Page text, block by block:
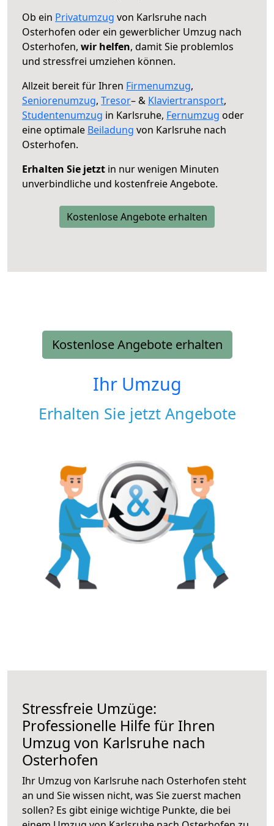
Ob ein Privatumzug von Karlsruhe nach
Osterhofen oder ein gewerblicher Umzug nach
Osterhofen, wir helfen, damit Sie problemlos
und stressfrei umziehen können.
Allzeit bereit für Ihren Firmenumzug,
Seniorenumzug, Tresor– & Klaviertransport,
Studentenumzug in Karlsruhe, Fernumzug oder
eine optimale Beiladung von Karlsruhe nach
Osterhofen.
Erhalten Sie jetzt in nur wenigen Minuten
unverbindliche und kostenfreie Angebote.
Kostenlose Angebote erhalten
Kostenlose Angebote erhalten
Ihr Umzug
Erhalten Sie jetzt Angebote
Stressfreie Umzüge:
Professionelle Hilfe für Ihren
Umzug von Karlsruhe nach
Osterhofen
Ihr Umzug von Karlsruhe nach Osterhofen steht
an und Sie wissen nicht, was Sie zuerst machen
sollen? Es gibt einige wichtige Punkte, die bei